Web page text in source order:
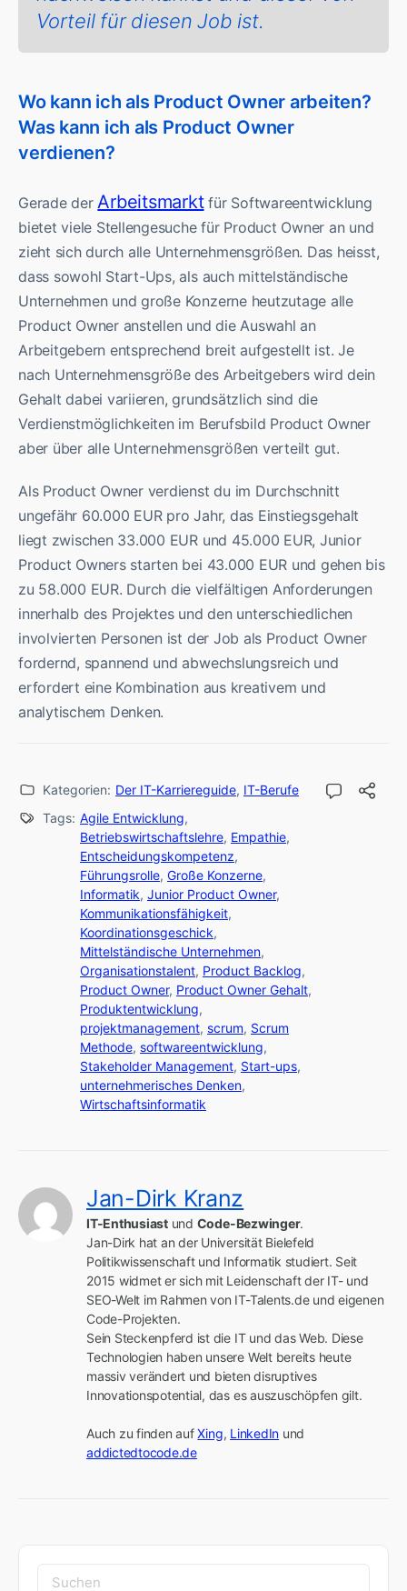
Vorteil für diesen Job ist.
Wo kann ich als Product Owner arbeiten?
Was kann ich als Product Owner
verdienen?
Gerade derArbeitsmarktfür Softwareentwicklung
bietet viele Stellengesuche für Product Owner an und
zieht sich durch alle Unternehmensgrößen. Das heisst,
dass sowohl Start-Ups, als auch mittelständische
Unternehmen und große Konzerne heutzutage alle
Product Owner anstellen und die Auswahl an
Arbeitgebern entsprechend breit aufgestellt ist. Je
nach Unternehmensgröße des Arbeitgebers wird dein
Gehalt dabei variieren, grundsätzlich sind die
Verdienstmöglichkeiten im Berufsbild Product Owner
aber über alle Unternehmensgrößen verteilt gut.
Als Product Owner verdienst du im Durchschnitt
ungefähr 60.000 EUR pro Jahr, das Einstiegsgehalt
liegt zwischen 33.000 EUR und 45.000 EUR, Junior
Product Owners starten bei 43.000 EUR und gehen bis
zu 58.000 EUR. Durch die vielfältigen Anforderungen
innerhalb des Projektes und den unterschiedlichen
involvierten Personen ist der Job als Product Owner
fordernd, spannend und abwechslungsreich und
erfordert eine Kombination aus kreativem und
analytischem Denken.
Kategorien: Der IT-Karriereguide, IT-Berufe
Tags: Agile Entwicklung,
Betriebswirtschaftslehre, Empathie,
Entscheidungskompetenz,
Führungsrolle, Große Konzerne,
Informatik, Junior Product Owner,
Kommunikationsfähigkeit,
Koordinationsgeschick,
Mittelständische Unternehmen,
Organisationstalent, Product Backlog,
Product Owner, Product Owner Gehalt,
Produktentwicklung,
projektmanagement, scrum, Scrum
Methode, softwareentwicklung,
Stakeholder Management, Start-ups,
unternehmerisches Denken,
Wirtschaftsinformatik
Jan-Dirk Kranz
IT-Enthusiast und Code-Bezwinger.
Jan-Dirk hat an der Universität Bielefeld
Politikwissenschaft und Informatik studiert. Seit
2015 widmet er sich mit Leidenschaft der IT- und
SEO-Welt im Rahmen von IT-Talents.de und eigenen
Code-Projekten.
Sein Steckenpferd ist die IT und das Web. Diese
Technologien haben unsere Welt bereits heute
massiv verändert und bieten disruptives
Innovationspotential, das es auszuschöpfen gilt.
Auch zu finden auf Xing, LinkedIn
addictedtocode.de
Suchen